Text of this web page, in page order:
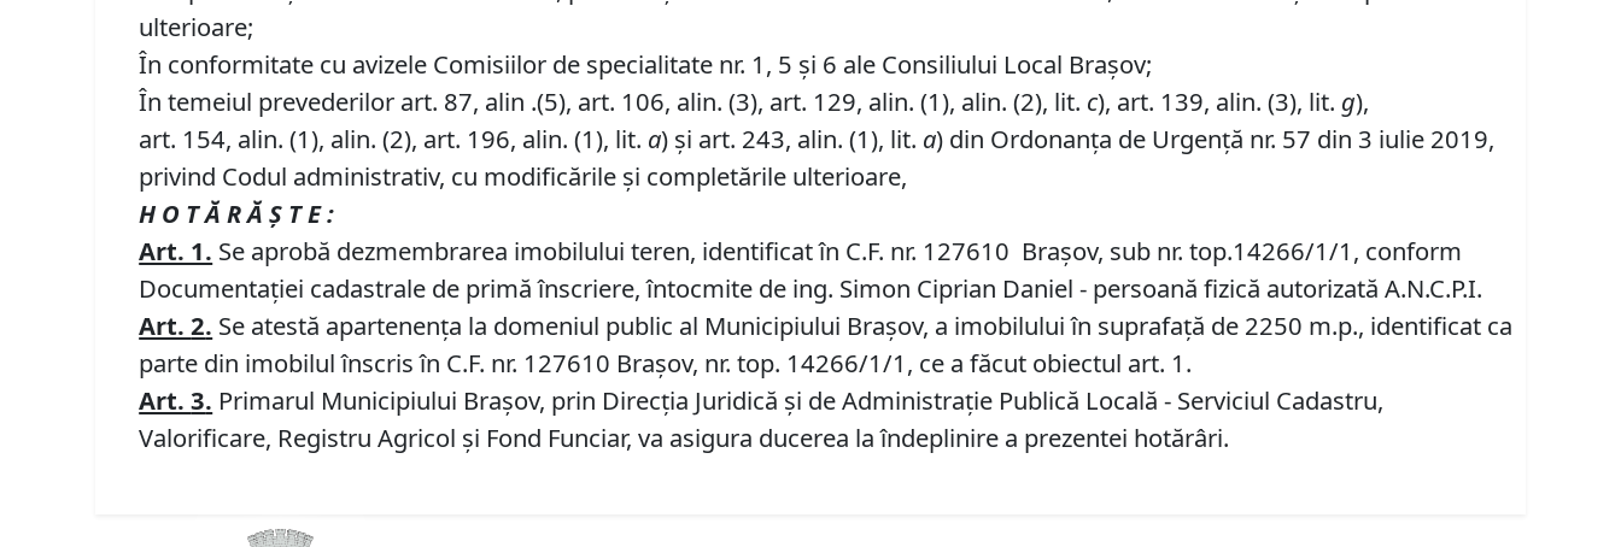
ulterioare;
În conformitate cu avizele Comisiilor de specialitate nr. 1, 5 și 6 ale Consiliului Local Brașov;
În temeiul prevederilor art. 87, alin .(5), art. 106, alin. (3), art. 129, alin. (1), alin. (2), lit. c), art. 139, alin. (3), lit. g),
art. 154, alin. (1), alin. (2), art. 196, alin. (1), lit. a) și art. 243, alin. (1), lit. a) din Ordonanța de Urgență nr. 57 din 3 iulie 2019,
privind Codul administrativ, cu modificările și completările ulterioare,
H O T Ă R Ă Ş T E :
Art. 1. Se aprobă dezmembrarea imobilului teren, identificat în C.F. nr. 127610 Brașov, sub nr. top.14266/1/1, conform
Documentației cadastrale de primă înscriere, întocmite de ing. Simon Ciprian Daniel - persoană fizică autorizată A.N.C.P.I.
Art.2. Se atestă apartenenţa la domeniul public al Municipiului Braşov, a imobilului în suprafață de 2250 m.p., identificat ca
parte din imobilul înscris în C.F. nr. 127610 Brașov, nr. top. 14266/1/1, ce a făcut obiectul art. 1.
Art.3. Primarul Municipiului Brașov, prin Direcția Juridică și de Administrație Publică Locală - Serviciul Cadastru,
Valorificare, Registru Agricol și Fond Funciar, va asigura ducerea la îndeplinire a prezentei hotărâri.